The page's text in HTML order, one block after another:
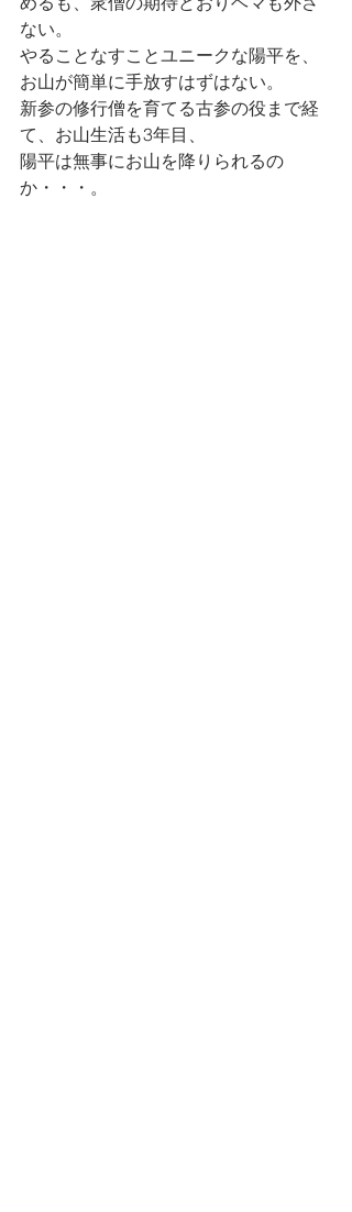
ない。
やることなすことユニークな陽平を、
お山が簡単に手放すはずはない。
新参の修行僧を育てる古参の役まで経
て、お山生活も3年目、
陽平は無事にお山を降りられるの
か・・・。